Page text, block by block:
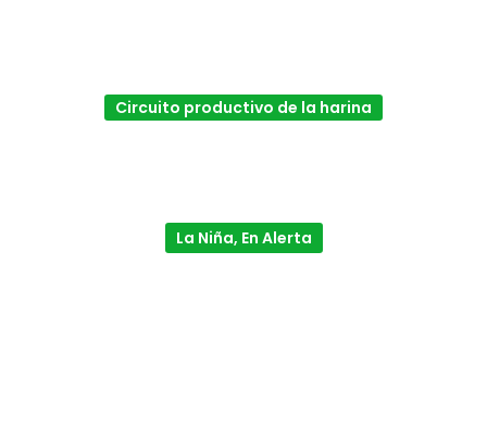
Circuito productivo de la harina
La Niña, En Alerta